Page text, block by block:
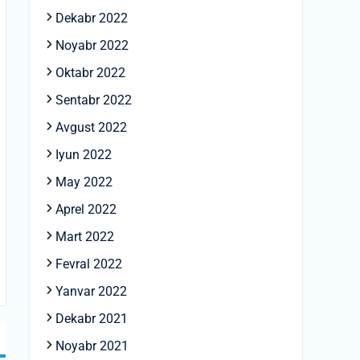
Dekabr 2022
Noyabr 2022
Oktabr 2022
Sentabr 2022
Avgust 2022
Iyun 2022
May 2022
Aprel 2022
Mart 2022
Fevral 2022
Yanvar 2022
Dekabr 2021
Noyabr 2021